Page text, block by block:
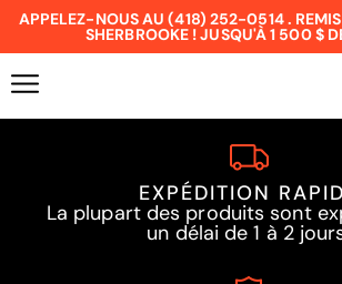
APPELEZ-NOUS AU (418) 252-0514 .
SHERBROOKE ! JUSQU'À 1 500 $
EXPÉDITION
La plupart des produits sont
un délai de 1 à 2